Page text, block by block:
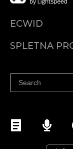
ECWID
SPLETNA
Prodaja na